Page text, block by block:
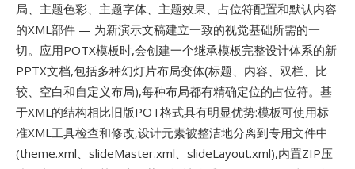
局、主题色彩、主题字体、主题效果、占位符配置和默认内容
的XML部件 — 为新演示文稿建立一致的视觉基础所需的一
切。应用POTX模板时,会创建一个继承模板完整设计体系的新
PPTX文档,包括多种幻灯片布局变体(标题、内容、双栏、比
较、空白和自定义布局),每种布局都有精确定位的占位符。基
于XML的结构相比旧版POT格式具有明显优势:模板可使用标
准XML工具检查和修改,设计元素被整洁地分离到专用文件中
(theme.xml、slideMaster.xml、slideLayout.xml),内置ZIP压